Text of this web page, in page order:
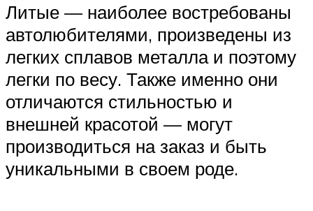
Литые — наиболее востребованы
автолюбителями, произведены из
легких сплавов металла и поэтому
легки по весу. Также именно они
отличаются стильностью и
внешней красотой — могут
производиться на заказ и быть
уникальными в своем роде.